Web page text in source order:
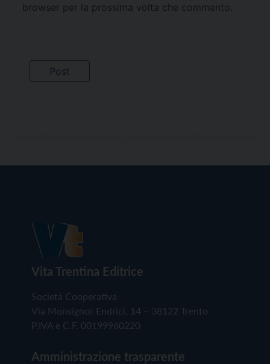
browser per la prossima volta che commento.
Vita Trentina Editrice
Società Cooperativa
Via Monsignor Endrici, 14 – 38122 Trento
P.IVA e C.F. 00199960220
Amministrazione trasparente